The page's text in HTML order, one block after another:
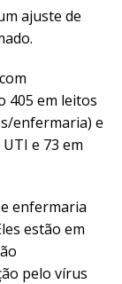
ajuste de
405 em leitos
enfermaria) e
e 73 em
enfermaria
estão em
pelo vírus